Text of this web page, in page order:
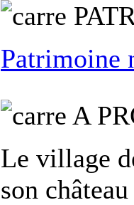
Patrimoine
A
Le village
son